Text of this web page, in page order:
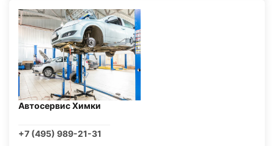
Автосервис Химки
+7 (495) 989-21-31